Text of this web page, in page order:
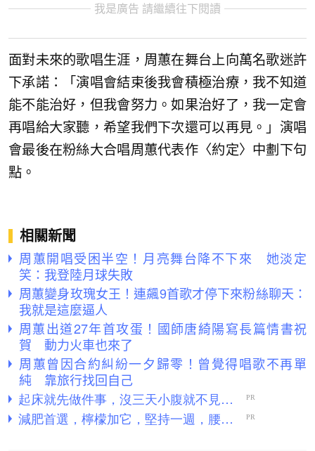
我是廣告 請繼續往下閱讀
面對未來的歌唱生涯，周蕙在舞台上向萬名歌迷許
下承諾：「演唱會結束後我會積極治療，我不知道
能不能治好，但我會努力。如果治好了，我一定會
再唱給大家聽，希望我們下次還可以再見。」演唱
會最後在粉絲大合唱周蕙代表作〈約定〉中劃下句
點。
相關新聞
周蕙開唱受困半空！月亮舞台降不下來 她淡定
笑：我登陸月球失敗
周蕙變身玫瑰女王！連飆9首歌才停下來粉絲聊天：
我就是這麼逼人
周蕙出道27年首攻蛋！國師唐綺陽寫長篇情書祝
賀 動力火車也來了
周蕙曾因合約糾紛一夕歸零！曾覺得唱歌不再單
純 靠旅行找回自己